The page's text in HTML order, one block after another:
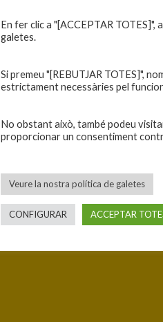
En fer clic a "[ACCEPTAR TOTES]",
galetes.
Si premeu "[REBUTJAR TOTES]",
estrictament necessàries pel
No obstant això, també podeu
proporcionar un consentiment
Veure la nostra política de galetes
CONFIGURAR ACCEPTAR